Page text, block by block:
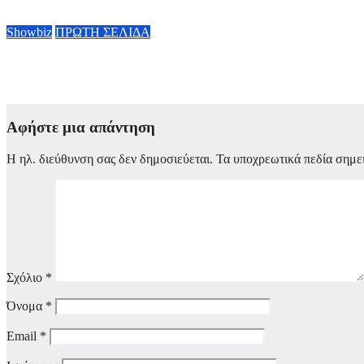
Showbiz ΠΡΩΤΗ ΣΕΛΙΔΑ
Αφήστε μια απάντηση
Η ηλ. διεύθυνση σας δεν δημοσιεύεται. Τα υποχρεωτικά πεδία
Σχόλιο *
Όνομα *
Email *